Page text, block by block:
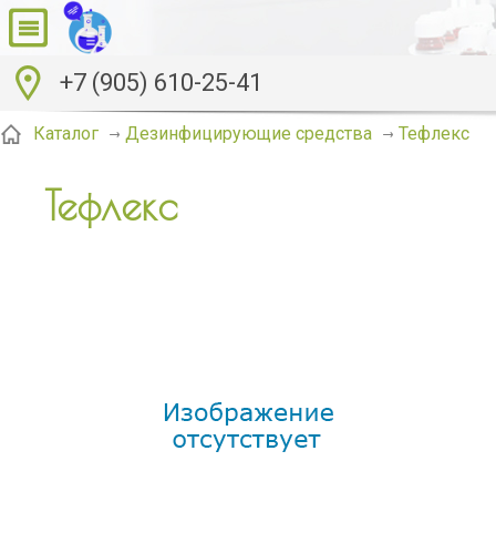
+7 (905) 610-25-41
Каталог Дезинфицирующие средства Тефлекс
Тефлекс